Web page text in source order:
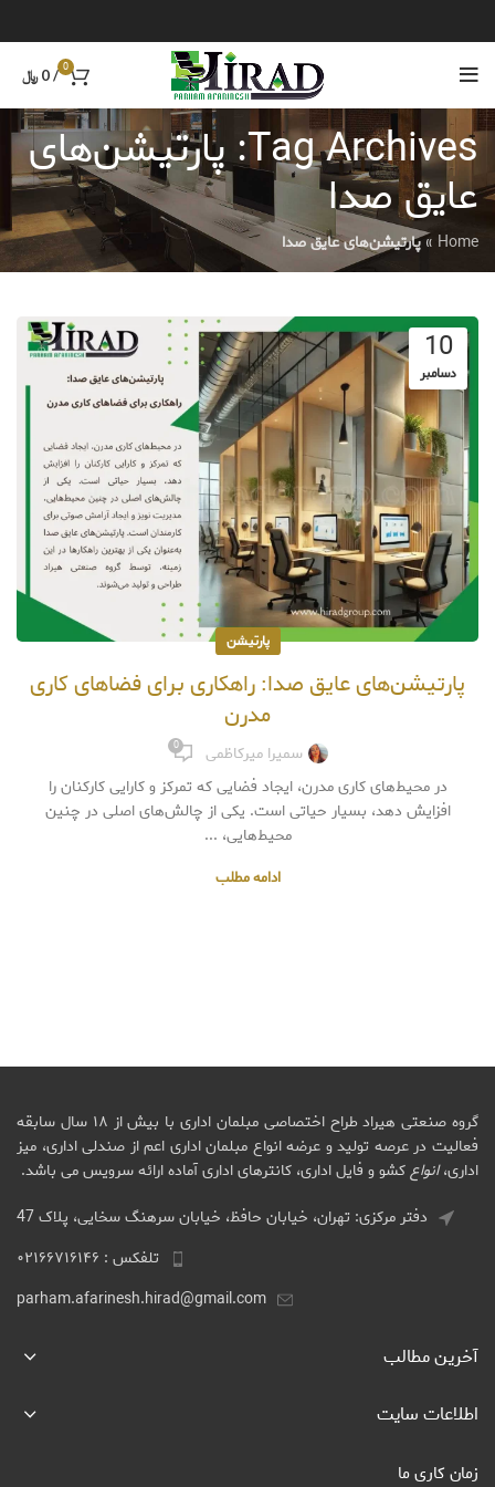
0
/
0 ﷼
Tag Archives: پارتیشن‌های
عایق صدا
Home
»پارتیشن‌های عایق صدا
10
دسامبر
پارتیشن
پارتیشن‌های عایق صدا: راهکاری برای فضاهای کاری
مدرن
سمیرا میرکاظمی 0
در محیط‌های کاری مدرن، ایجاد فضایی که تمرکز و کارایی کارکنان را
افزایش دهد، بسیار حیاتی است. یکی از چالش‌های اصلی در چنین
محیط‌هایی، ...
ادامه مطلب
گروه صنعتی هیراد طراح اختصاصی مبلمان اداری با بیش از ۱۸ سال سابقه
فعالیت در عرصه تولید و عرضه انواع مبلمان اداری اعم از صندلی اداری، میز
اداری،انواعکشو و فایل اداری، کانترهای اداری آماده ارائه سرویس می باشد.
دفتر مرکزی: تهران، خیابان حافظ، خیابان سرهنگ سخایی، پلاک 47
تلفکس : ۰۲۱۶۶۷۱۶۱۴۶
parham.afarinesh.hirad@gmail.com
آخرین مطالب
اطلاعات سایت
زمان کاری ما